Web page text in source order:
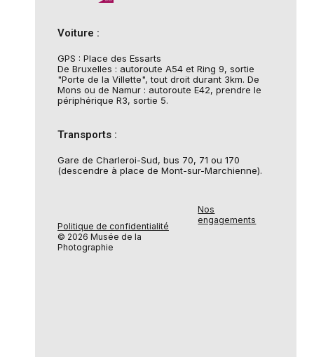
Voiture :
GPS : Place des Essarts
De Bruxelles : autoroute A54 et Ring 9, sortie
"Porte de la Villette", tout droit durant 3km. De
Mons ou de Namur : autoroute E42, prendre le
périphérique R3, sortie 5.
Transports :
Gare de Charleroi-Sud, bus 70, 71 ou 170
(descendre à place de Mont-sur-Marchienne).
Politique de confidentialité
© 2026 Musée de la
Photographie
Nos
engagements